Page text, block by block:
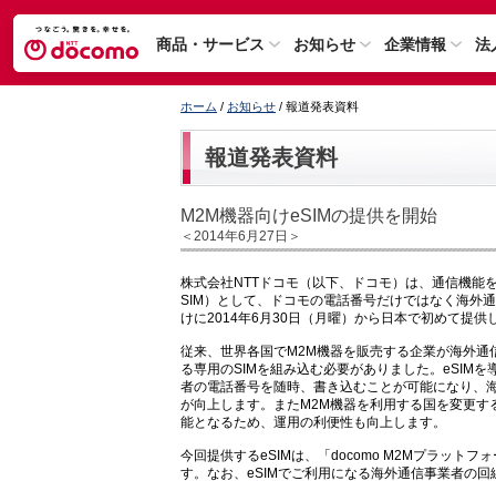
商品・サービス お知らせ 企業情報 法
ホーム / お知らせ / 報道発表資料
報道発表資料
M2M機器向けeSIMの提供を開始
＜2014年6月27日＞
株式会社NTTドコモ（以下、ドコモ）は、通信機能
SIM）として、ドコモの電話番号だけではなく海外
けに2014年6月30日（月曜）から日本で初めて提供
従来、世界各国でM2M機器を販売する企業が海外
る専用のSIMを組み込む必要がありました。eSIM
者の電話番号を随時、書き込むことが可能になり、
が向上します。またM2M機器を利用する国を変更
能となるため、運用の利便性も向上します。
今回提供するeSIMは、「docomo M2Mプラットフ
す。なお、eSIMでご利用になる海外通信事業者の